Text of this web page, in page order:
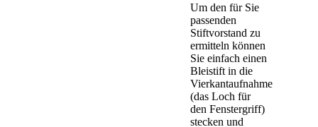
Um den für Sie
passenden
Stiftvorstand zu
ermitteln können
Sie einfach einen
Bleistift in die
Vierkantaufnahme
(das Loch für
den Fenstergriff)
stecken und